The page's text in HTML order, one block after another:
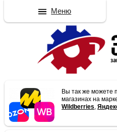
Вы так же можете
магазинах на
Wildberries,
Меню